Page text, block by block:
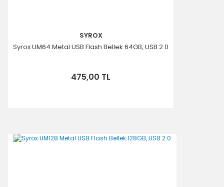
SYROX
Syrox UM64 Metal USB Flash Bellek 64GB, USB 2.0
475,00 TL